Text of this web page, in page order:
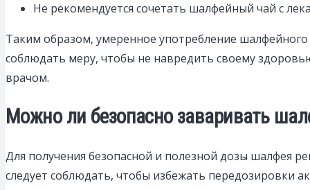
Не рекомендуется сочетать шалфейный чай с
Таким образом, умеренное употребление
соблюдать меру, чтобы не навредить своему
врачом.
Можно ли безопасно заваривать
Для получения безопасной и полезной дозы шалфея
следует соблюдать, чтобы избежать передозировки